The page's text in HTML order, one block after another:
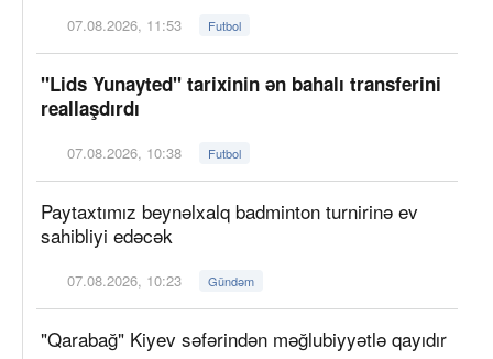
07.08.2026, 11:53 Futbol
"Lids Yunayted" tarixinin ən bahalı transferini
reallaşdırdı
07.08.2026, 10:38 Futbol
Paytaxtımız beynəlxalq badminton turnirinə ev
sahibliyi edəcək
07.08.2026, 10:23 Gündəm
"Qarabağ" Kiyev səfərindən məğlubiyyətlə qayıdır